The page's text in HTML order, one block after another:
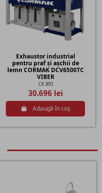
Exhaustor industrial
pentru praf și așchii de
lemn CORMAK DCV6500TC
VIBER
CK.893
30.696 lei
Adaugă în coș